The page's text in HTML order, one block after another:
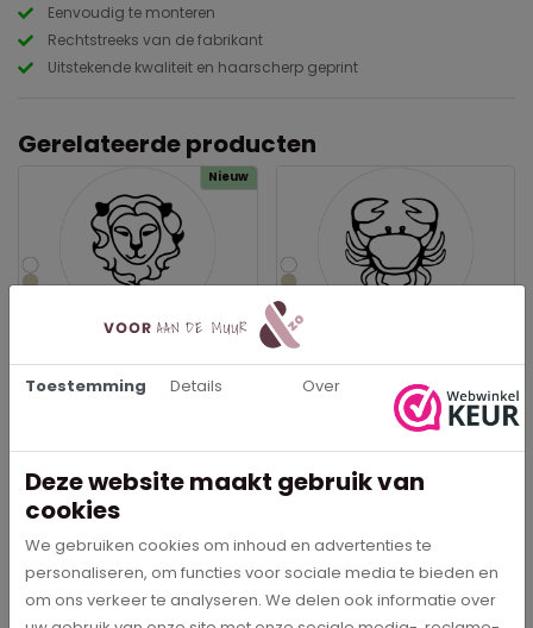
Eenvoudig te monteren
Rechtstreeks van de fabrikant
Uitstekende kwaliteit en haarscherp geprint
Gerelateerde producten
Nieuw
Muurcirkel
Bestel direct
Sterrenbeeld Kreeft -
Muurcirkel
Bestel direct
Toestemming Details Over
Deze website maakt gebruik van
cookies
We gebruiken cookies om inhoud en advertenties te
personaliseren, om functies voor sociale media te bieden en
om ons verkeer te analyseren. We delen ook informatie over